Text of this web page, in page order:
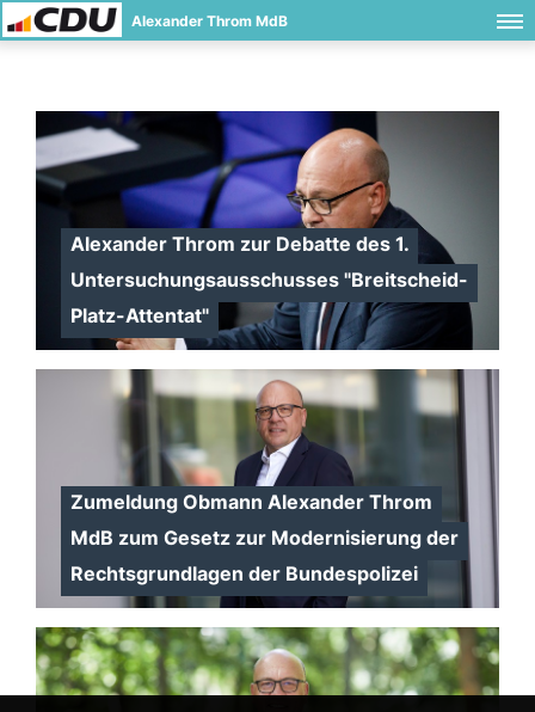
Alexander Throm MdB
Alexander Throm zur Debatte des 1.
Untersuchungsausschusses "Breitscheid-
Platz-Attentat"
Zumeldung Obmann Alexander Throm
MdB zum Gesetz zur Modernisierung der
Rechtsgrundlagen der Bundespolizei